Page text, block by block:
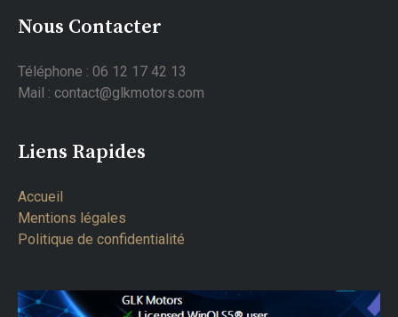
Nous Contacter
Téléphone : 06 12 17 42 13
Mail : contact@glkmotors.com
Liens Rapides
Accueil
Mentions légales
Politique de confidentialité